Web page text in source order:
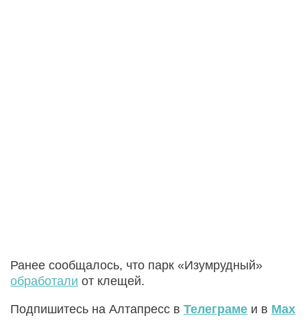
Ранее сообщалось, что парк «Изумрудный»
обработали от клещей.
Подпишитесь на Алтапресс в Телеграме и в Max